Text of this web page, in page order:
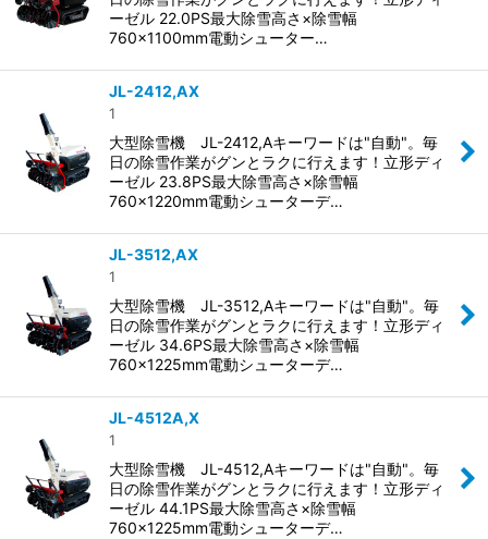
ーゼル 22.0PS最大除雪高さ×除雪幅
760×1100mm電動シューター…
JL-2412,AX
1
大型除雪機 JL-2412,Aキーワードは"自動"。毎
日の除雪作業がグンとラクに行えます！立形ディ
ーゼル 23.8PS最大除雪高さ×除雪幅
760×1220mm電動シューターデ…
JL-3512,AX
1
大型除雪機 JL-3512,Aキーワードは"自動"。毎
日の除雪作業がグンとラクに行えます！立形ディ
ーゼル 34.6PS最大除雪高さ×除雪幅
760×1225mm電動シューターデ…
JL-4512A,X
1
大型除雪機 JL-4512,Aキーワードは"自動"。毎
日の除雪作業がグンとラクに行えます！立形ディ
ーゼル 44.1PS最大除雪高さ×除雪幅
760×1225mm電動シューターデ…